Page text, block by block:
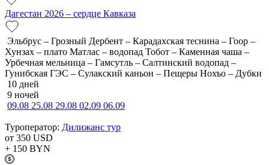
Дагестан 2026 – сердце Кавказа
Эльбрус – Грозный Дербент – Карадахская теснина – Гоор –
Хунзах – плато Матлас – водопад Тобот – Каменная чаша –
Урбечная мельница – Гамсутль – Салтинский водопад –
Гунибская ГЭС – Сулакский каньон – Пещеры Нохъо – Дубки
10 дней
9 ночей
09.08 25.08 29.08 02.09 06.09
Туроператор: Дилижанс тур
от 350 USD
+ 150 BYN